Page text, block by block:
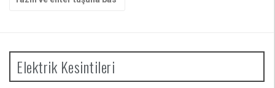
yap:
Elektrik Kesintileri